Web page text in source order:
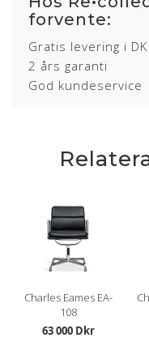
forvente:
Gratis levering i
2 års garanti
God kundeservice
Charles Eames EA-
108
63 000 Dkr